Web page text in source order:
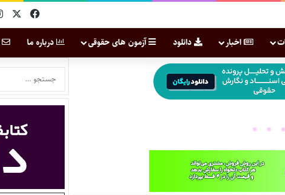
اخبار دانلود آزمون های حقوقی درباره ما